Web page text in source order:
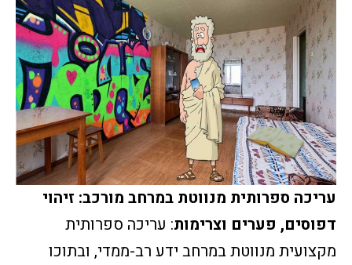
עריכה ספרותית מנווטת במרחב מורכב: זיהוי
דפוסים, פערים וצרימות: עריכה ספרותית
מקצועית מנווטת במרחב ידע רב-ממדי, ובתוכו